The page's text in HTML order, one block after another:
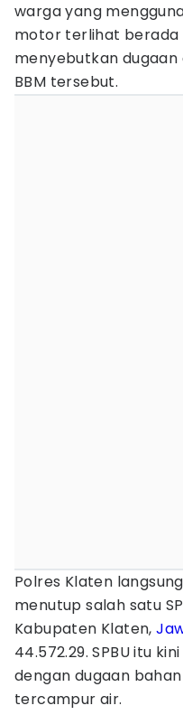
warga yang
motor terlihat berada
menyebutkan
BBM tersebut.
Polres Klaten
menutup salah satu
Kabupaten Klaten,
44.572.29. SPBU itu
dengan dugaan
tercampur air.